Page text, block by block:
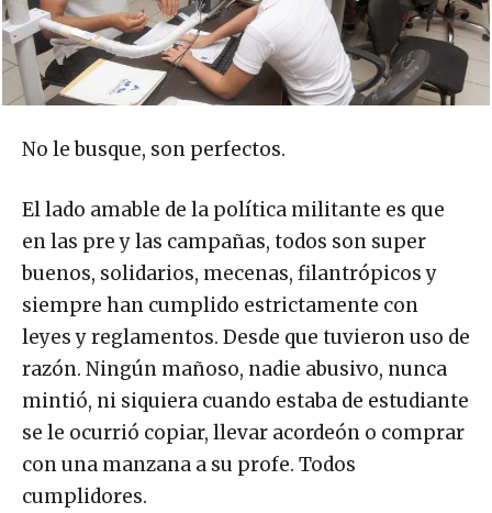
No le busque, son perfectos.
El lado amable de la política militante es que
en las pre y las campañas, todos son super
buenos, solidarios, mecenas, filantrópicos y
siempre han cumplido estrictamente con
leyes y reglamentos. Desde que tuvieron uso de
razón. Ningún mañoso, nadie abusivo, nunca
mintió, ni siquiera cuando estaba de estudiante
se le ocurrió copiar, llevar acordeón o comprar
con una manzana a su profe. Todos
cumplidores.